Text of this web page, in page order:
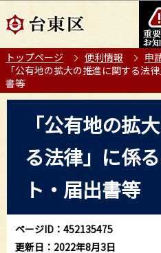
の
ー
ジ
の
このページ
トップページ 便利情報 申
「公有地の拡大の推進に関する法
書等
「公有地の拡
る法律」に係
ト・届出書等
ページID：452135475
更新日：2022年8月3日